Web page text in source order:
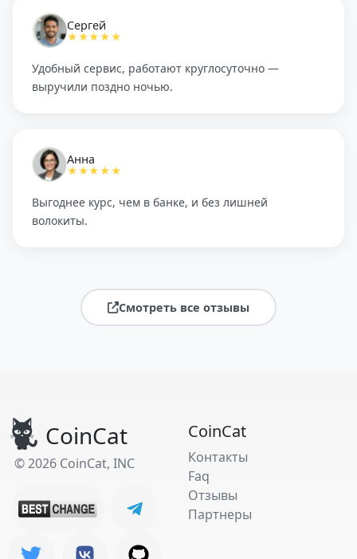
Сергей
★★★★★
Удобный сервис, работают круглосуточно —
выручили поздно ночью.
Анна
★★★★★
Выгоднее курс, чем в банке, и без лишней
волокиты.
Смотреть все отзывы
CoinCat
© 2026 CoinCat, INC
CoinCat
Контакты
Faq
Отзывы
Партнеры